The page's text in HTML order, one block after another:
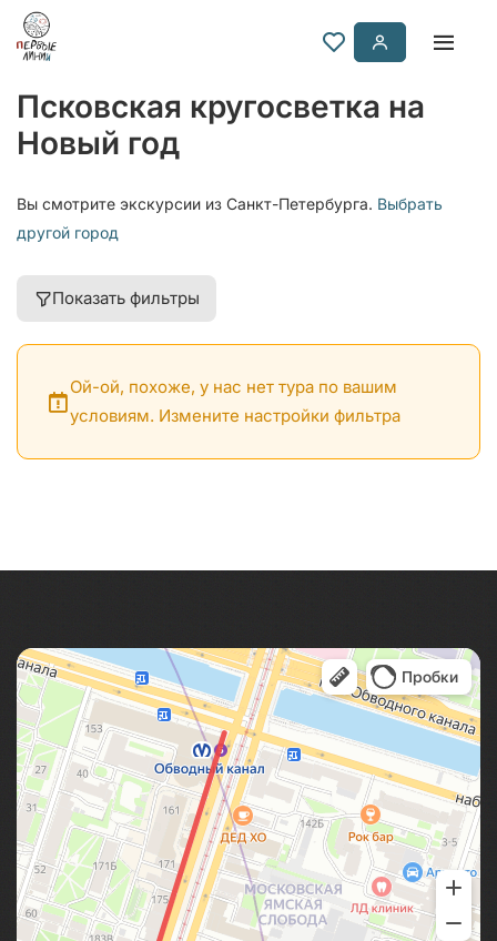
Псковская кругосветка на
Новый год
Вы смотрите экскурсии из Санкт-Петербурга. Выбрать
другой город
Показать фильтры
Ой-ой, похоже, у нас нет тура по вашим
условиям. Измените настройки фильтра